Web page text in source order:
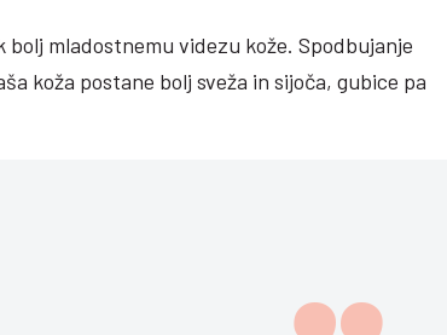
mladostnemu videzu kože. Spodbujanje
koža postane bolj sveža in sijoča, gubice pa